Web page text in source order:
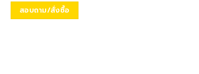
สอบถาม/สั่งซื้อ